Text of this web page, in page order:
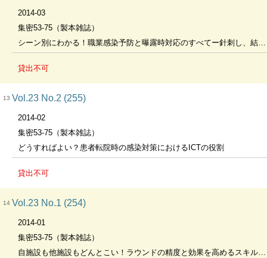
2014-03
集密53-75（製本雑誌）
シーン別にわかる！職業感染予防と曝露時対応のすべてー針刺し、結核、流行性ウイルス疾患、曝露関係ー
貸出不可
13 Vol.23 No.2 (255)
2014-02
集密53-75（製本雑誌）
どうすればよい？患者転院時の感染対策におけるICTの役割
貸出不可
14 Vol.23 No.1 (254)
2014-01
集密53-75（製本雑誌）
自施設も他施設もどんとこい！ラウンドの精度と効果を高めるスキル総集編